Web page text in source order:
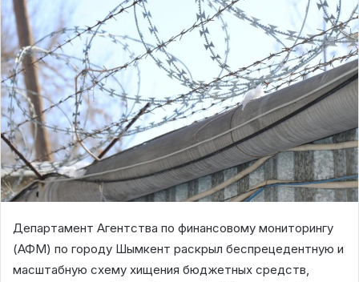
Департамент Агентства по финансовому мониторингу
(АФМ) по городу Шымкент раскрыл беспрецедентную и
масштабную схему хищения бюджетных средств,